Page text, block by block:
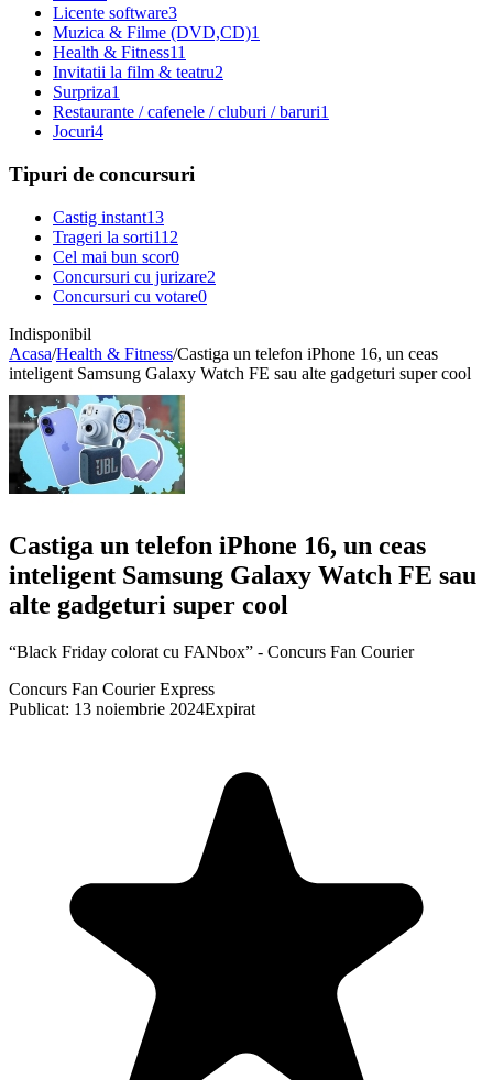
Licente software3
Muzica & Filme (DVD,CD)1
Health & Fitness11
Invitatii la film & teatru2
Surpriza1
Restaurante / cafenele / cluburi / baruri1
Jocuri4
Tipuri de concursuri
Castig instant13
Trageri la sorti112
Cel mai bun scor0
Concursuri cu jurizare2
Concursuri cu votare0
Indisponibil
Acasa/Health & Fitness/Castiga un telefon iPhone 16, un ceas
inteligent Samsung Galaxy Watch FE sau alte gadgeturi super cool
Castiga un telefon iPhone 16, un ceas
inteligent Samsung Galaxy Watch FE sau
alte gadgeturi super cool
“Black Friday colorat cu FANbox” - Concurs Fan Courier
Concurs Fan Courier Express
Publicat: 13 noiembrie 2024Expirat